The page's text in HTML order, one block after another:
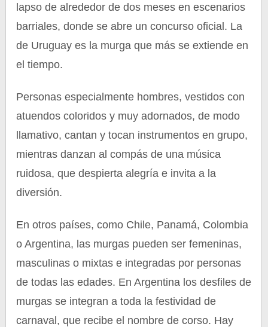
lapso de alrededor de dos meses en escenarios
barriales, donde se abre un concurso oficial. La
de Uruguay es la murga que más se extiende en
el tiempo.
Personas especialmente hombres, vestidos con
atuendos coloridos y muy adornados, de modo
llamativo, cantan y tocan instrumentos en grupo,
mientras danzan al compás de una música
ruidosa, que despierta alegría e invita a la
diversión.
En otros países, como Chile, Panamá, Colombia
o Argentina, las murgas pueden ser femeninas,
masculinas o mixtas e integradas por personas
de todas las edades. En Argentina los desfiles de
murgas se integran a toda la festividad de
carnaval, que recibe el nombre de corso. Hay